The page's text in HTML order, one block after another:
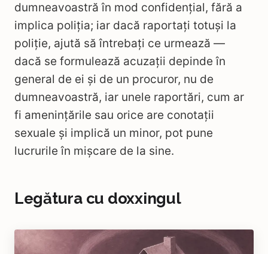
dumneavoastră în mod confidențial, fără a
implica poliția; iar dacă raportați totuși la
poliție, ajută să întrebați ce urmează —
dacă se formulează acuzații depinde în
general de ei și de un procuror, nu de
dumneavoastră, iar unele raportări, cum ar
fi amenințările sau orice are conotații
sexuale și implică un minor, pot pune
lucrurile în mișcare de la sine.
Legătura cu doxxingul